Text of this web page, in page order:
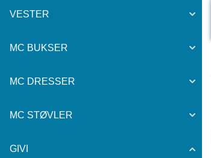
VESTER
MC BUKSER
MC DRESSER
MC STØVLER
GIVI